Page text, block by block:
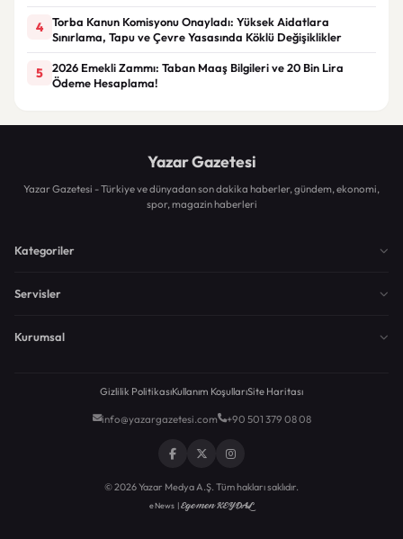
4
Torba Kanun Komisyonu Onayladı: Yüksek Aidatlara
Sınırlama, Tapu ve Çevre Yasasında Köklü Değişiklikler
5
2026 Emekli Zammı: Taban Maaş Bilgileri ve 20 Bin Lira
Ödeme Hesaplama!
Yazar Gazetesi
Yazar Gazetesi - Türkiye ve dünyadan son dakika haberler, gündem, ekonomi,
spor, magazin haberleri
Kategoriler
Servisler
Kurumsal
Gizlilik PolitikasıKullanım KoşullarıSite Haritası
info@yazargazetesi.com +90 501 379 08 08
© 2026 Yazar Medya A.Ş. Tüm hakları saklıdır.
eNews |Egemen KEYDAL